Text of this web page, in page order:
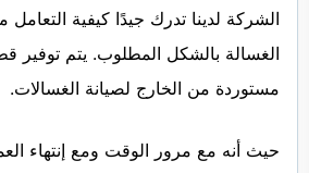
الشركة لدينا تدرك جيدًا كيفية
الغسالة بالشكل المطلوب. يتم توفير
مستوردة من الخارج لصيانة الغسالات.
حيث أنه مع مرور الوقت ومع إنتهاء